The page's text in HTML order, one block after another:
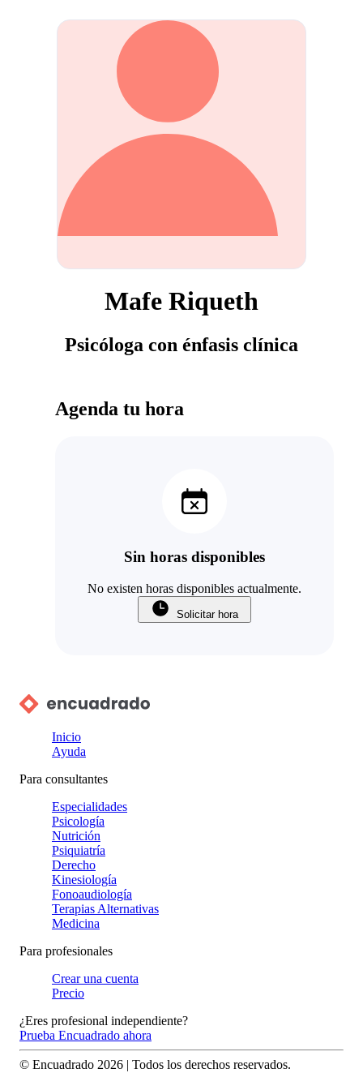
Mafe Riqueth
Psicóloga con énfasis clínica
Agenda tu hora
Sin horas disponibles
No existen horas disponibles actualmente.
Solicitar hora
Inicio
Ayuda
Para consultantes
Especialidades
Psicología
Nutrición
Psiquiatría
Derecho
Kinesiología
Fonoaudiología
Terapias Alternativas
Medicina
Para profesionales
Crear una cuenta
Precio
¿Eres profesional independiente?
Prueba Encuadrado ahora
© Encuadrado 2026 | Todos los derechos reservados.